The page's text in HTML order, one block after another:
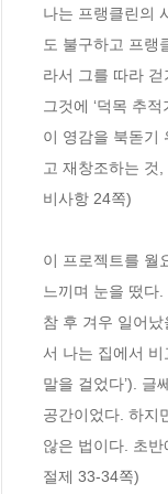
나는 프랭클린의
도 불구하고 프랭
라서 그를 따라
그것에 ‘덕목 추
이 영감을 북돋기
고 재창조하는 것
비사항 24쪽)
이 프로젝트를 월
느끼며 눈을 떴다
참 후 겨우 일어
서 나는 집에서
말을 걸었다’). 글
공간이었다. 하지
않은 법이다. 초
절제 33-34쪽)